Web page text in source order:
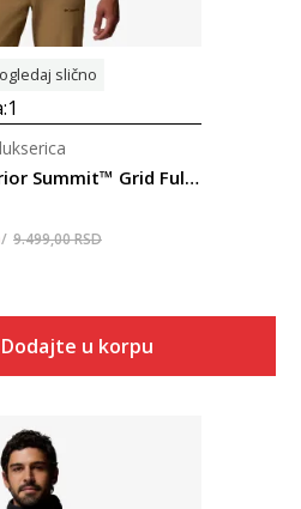
slično
1
Columbia Superior Summit™ Grid Full Zip M
9.499,00RSD
Dodajte u korpu